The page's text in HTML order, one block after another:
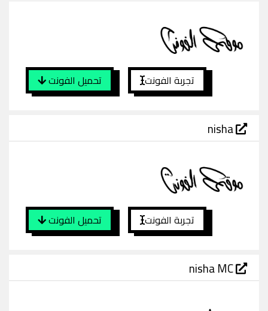
تحميل الفونت تجربة الفونت
nisha
تحميل الفونت تجربة الفونت
nisha MC